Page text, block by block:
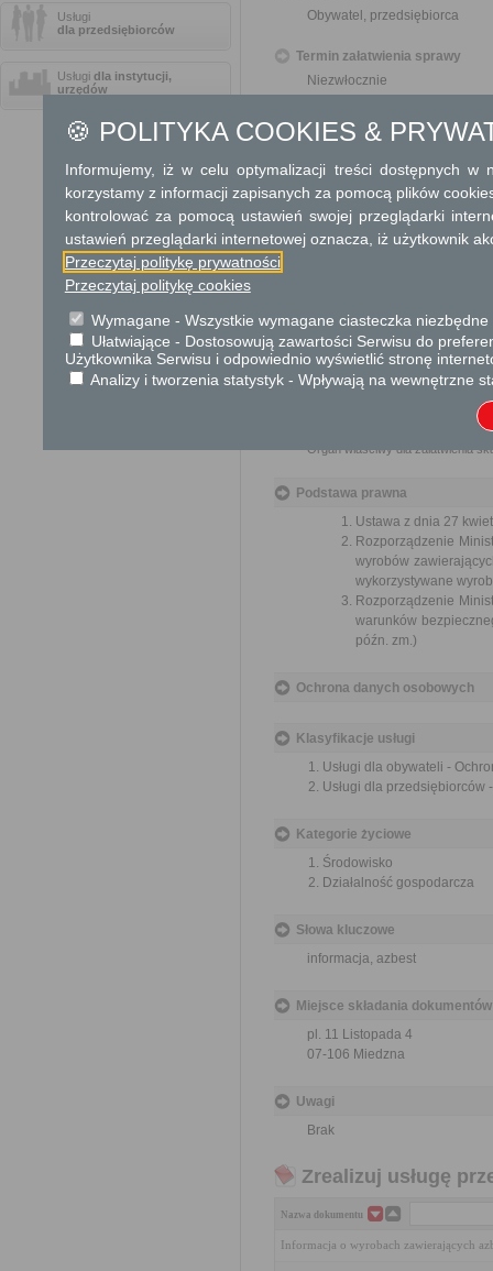
Usługi
dla przedsiębiorców
Usługi dla instytucji,
urzędów
Obywatel, przedsiębiorca
Termin załatwienia sprawy
Niezwłocznie
Informacja
Dodatkowe
Opłata
Informacja o wyrobach
Skargi i wnioski
naruszenie praworządności lub
Przedmiotem wniosku mogą
i zapobieganie nadużyciom,
Organ właściwy dla załatwienia
Podstawa prawna
Ustawa z dnia 27
Rozporządzenie
wyrobów
wykorzystywane
Rozporządzenie
warunków
późn. zm.)
Ochrona danych osobowych
Klasyfikacje usługi
Usługi dla obywateli -
Usługi dla
Kategorie życiowe
Środowisko
Działalność gospodarcza
Słowa kluczowe
informacja, azbest
Miejsce składania dokumentów
pl. 11 Listopada 4
07-106 Miedzna
Uwagi
Brak
Zrealizuj usługę
Nazwa dokumentu
Informacja o wyrobach zawierających
🍪 POLITYKA COOKIES &
Informujemy, iż w celu optymalizacji treści dostępnych w
korzystamy z informacji zapisanych za pomocą plików
kontrolować za pomocą ustawień swojej przeglądarki
ustawień przeglądarki internetowej oznacza, iż użytkownik
Przeczytaj politykę prywatności
Przeczytaj politykę cookies
Wymagane - Wszystkie wymagane ciasteczka
Ułatwiające - Dostosowują zawartości Serwisu do
Użytkownika Serwisu i odpowiednio wyświetlić stronę
Analizy i tworzenia statystyk - Wpływają na wewnętrzne